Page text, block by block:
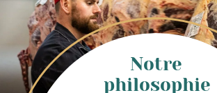
Notre
philosophie